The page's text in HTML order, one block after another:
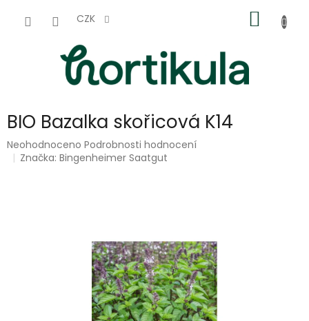
CZK
KOŠÍK
BIO Bazalka skořicová K14
Průměrné
hodnocení
Neohodnoceno Podrobnosti hodnocení
Značka:Bingenheimer Saatgut